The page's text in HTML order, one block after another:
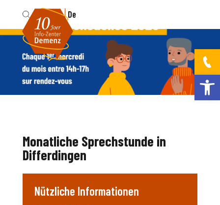
Fr De
Monatliche Sprechstunde in
Differdingen
Nützliche Informationen